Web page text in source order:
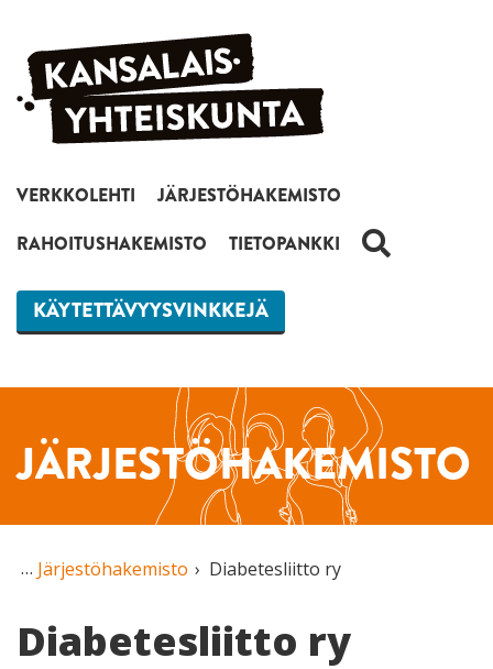
Siirry sisältöön
VERKKOLEHTI
JÄRJESTÖHAKEMISTO
RAHOITUSHAKEMISTO
TIETOPANKKI HAKU
KÄYTETTÄVYYSVINKKEJÄ
JÄRJESTÖHAKEMISTO
Järjestöhakemisto Diabetesliitto ry
Diabetesliitto ry